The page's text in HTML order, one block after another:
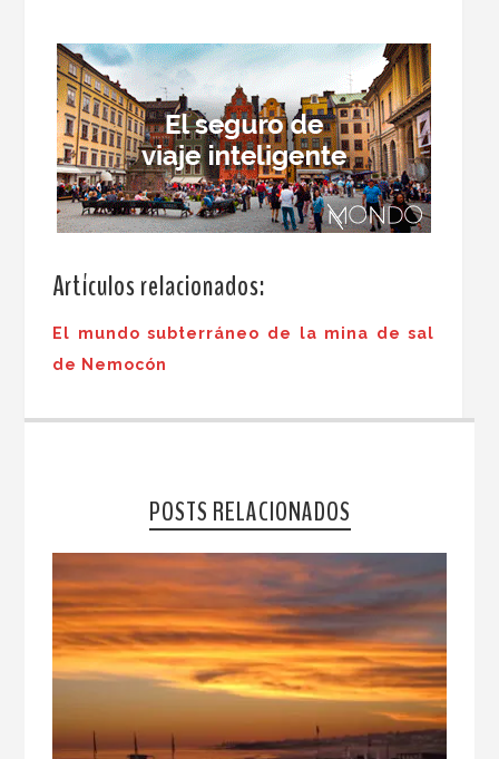
Artículos relacionados:
El mundo subterráneo de la mina de sal
de Nemocón
POSTS RELACIONADOS